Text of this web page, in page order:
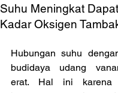
Suhu Meningkat
Kadar Oksigen
Hubungan suhu
budidaya udang
erat. Hal ini karena